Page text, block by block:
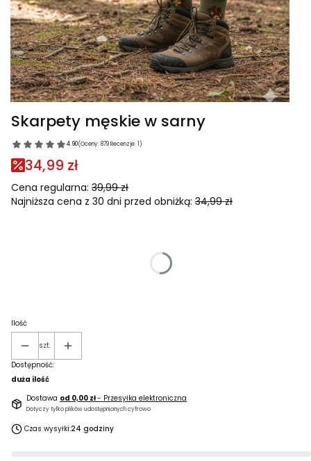
Skarpety męskie w sarny
4.90(Oceny: 879 Recenzje: 1)
34,99 zł
Cena regularna: 39,99 zł
Najniższa cena z 30 dni przed obniżką: 34,99 zł
Ilość
szt.
Dostępność:
duża ilość
Dostawa od 0,00 zł- Przesyłka elektroniczna
Dotyczy tylko plików udostępnionych cyfrowo
Czas wysyłki:24 godziny